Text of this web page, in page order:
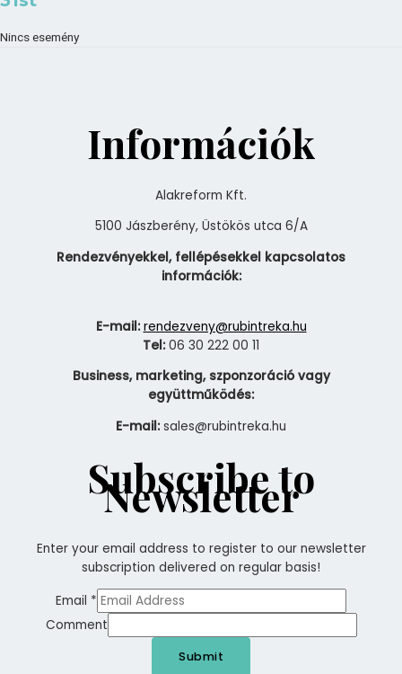
Nincs esemény
Információk
Alakreform Kft.
5100 Jászberény, Üstökös utca 6/A
Rendezvényekkel, fellépésekkel kapcsolatos
információk:
E-mail: rendezveny@rubintreka.hu
Tel: 06 30 222 00 11
Business, marketing, szponzoráció vagy
együttműködés:
E-mail: sales@rubintreka.hu
Subscribe to
Newsletter
Enter your email address to register to our newsletter
subscription delivered on regular basis!
Email *
Comment
Submit